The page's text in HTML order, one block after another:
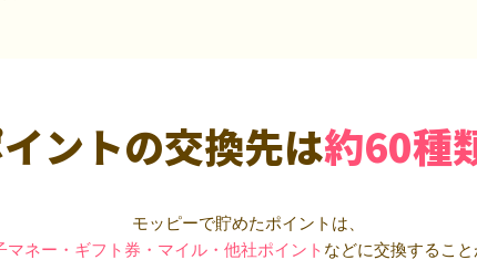
ントの交換先は約60種
モッピーで貯めたポイントは、
マネー・ギフト券・マイル・他社ポイント などに交換すること